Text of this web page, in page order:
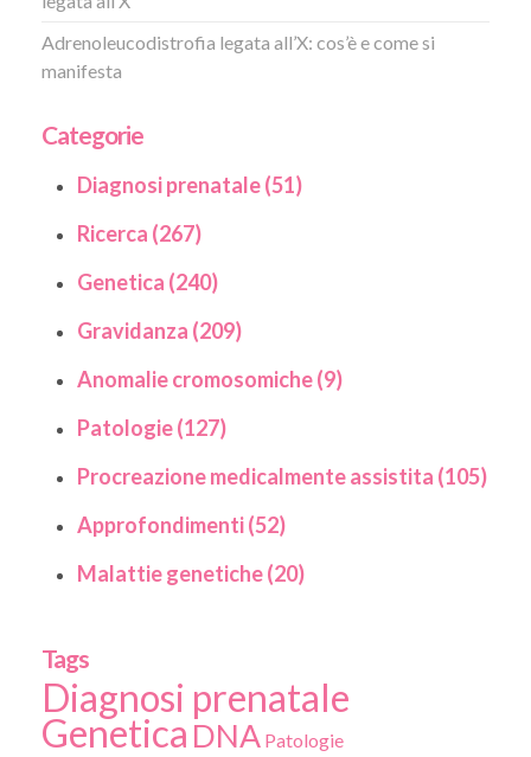
Adrenoleucodistrofia legata all’X: cos’è e come si
manifesta
Categorie
Diagnosi prenatale (51)
Ricerca (267)
Genetica (240)
Gravidanza (209)
Anomalie cromosomiche (9)
Patologie (127)
Procreazione medicalmente assistita (105)
Approfondimenti (52)
Malattie genetiche (20)
Tags
Diagnosi prenatale
Genetica DNA Patologie